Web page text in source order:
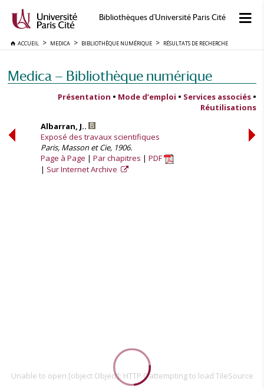
Bibliothèques d'Université Paris Cité
ACCUEIL MEDICA BIBLIOTHÈQUE NUMÉRIQUE RÉSULTATS DE RECHERCHE
Medica — Bibliothèque numérique
Présentation • Mode d’emploi • Services associés •
Réutilisations
Albarran, J..
Exposé des travaux scientifiques
Paris, Masson et Cie, 1906.
Page à Page
Par chapitres
PDF
Sur Internet Archive
Unable to open [object Object]: HTTP 0 attempting to load TileSource